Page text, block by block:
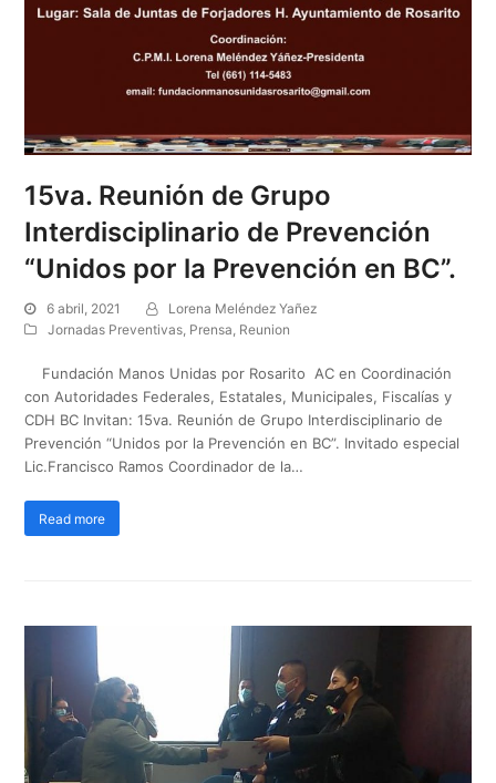
15va. Reunión de Grupo
Interdisciplinario de Prevención
“Unidos por la Prevención en BC”.
6 abril, 2021
Lorena Meléndez Yañez
Jornadas Preventivas, Prensa, Reunion
Fundación Manos Unidas por Rosarito AC en Coordinación
con Autoridades Federales, Estatales, Municipales, Fiscalías y
CDH BC Invitan: 15va. Reunión de Grupo Interdisciplinario de
Prevención “Unidos por la Prevención en BC”. Invitado especial
Lic.Francisco Ramos Coordinador de la…
Read more